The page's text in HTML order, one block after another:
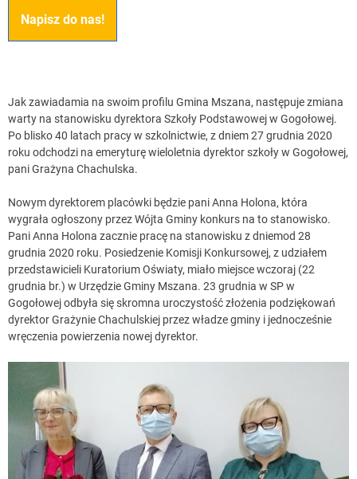
Napisz do nas!
Jak zawiadamia na swoim profilu Gmina Mszana, następuje zmiana
warty na stanowisku dyrektora Szkoły Podstawowej w Gogołowej.
Po blisko 40 latach pracy w szkolnictwie, z dniem 27 grudnia 2020
roku odchodzi na emeryturę wieloletnia dyrektor szkoły w Gogołowej,
pani Grażyna Chachulska.
Nowym dyrektorem placówki będzie pani Anna Holona, która
wygrała ogłoszony przez Wójta Gminy konkurs na to stanowisko.
Pani Anna Holona zacznie pracę na stanowisku z dniemod 28
grudnia 2020 roku. Posiedzenie Komisji Konkursowej, z udziałem
przedstawicieli Kuratorium Oświaty, miało miejsce wczoraj (22
grudnia br.) w Urzędzie Gminy Mszana. 23 grudnia w SP w
Gogołowej odbyła się skromna uroczystość złożenia podziękowań
dyrektor Grażynie Chachulskiej przez władze gminy i jednocześnie
wręczenia powierzenia nowej dyrektor.